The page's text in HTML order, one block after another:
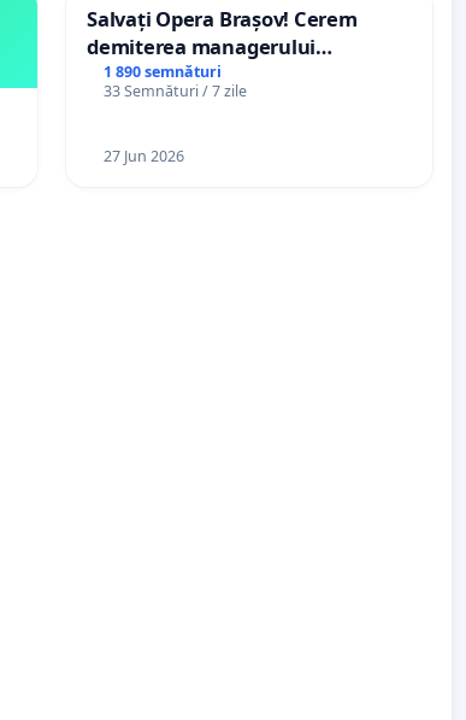
Salvați Opera Brașov! Cerem
demiterea managerului
interimar, Petrean Lucian-Marius!
1 890 semnături
33 Semnături / 7 zile
27 Jun 2026